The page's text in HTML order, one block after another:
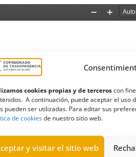
cookies propias y de terceroscon
A continuación, puede aceptar el
pueden ser utilizadas. Para editar sus
de cookiesde nuestro sitio web.
y visitar el sitio web